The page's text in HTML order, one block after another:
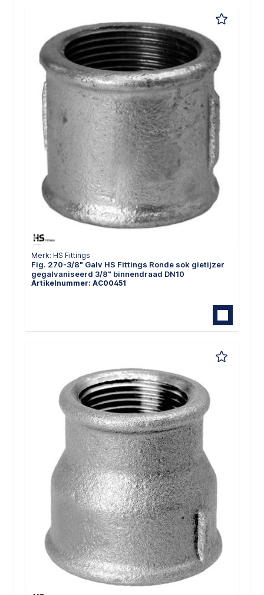
Merk: HS Fittings
Fig. 270-3/8" Galv HS Fittings Ronde sok gietijzer
gegalvaniseerd 3/8" binnendraad DN10
Artikelnummer: AC00451